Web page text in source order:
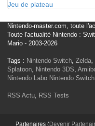
Jeu de plateau
Nintendo-master.com, toute
Toute l'actualité Nintendo :
Mario - 2003-2026
Tags : Nintendo Switch, Zelda,
Splatoon, Nintendo 3DS,
Nintendo Labo Nintendo
RSS Actu, RSS Tests
Partenaires (Devenir